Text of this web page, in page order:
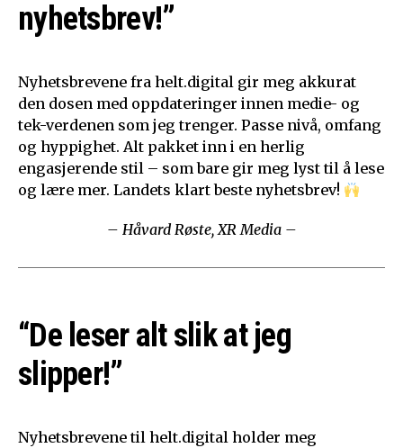
nyhetsbrev!”
Nyhetsbrevene fra helt.digital gir meg akkurat
den dosen med oppdateringer innen medie- og
tek-verdenen som jeg trenger. Passe nivå, omfang
og hyppighet. Alt pakket inn i en herlig
engasjerende stil – som bare gir meg lyst til å lese
og lære mer. Landets klart beste nyhetsbrev!
– Håvard Røste, XR Media –
“De leser alt slik at jeg
slipper!”
Nyhetsbrevene til helt.digital holder meg